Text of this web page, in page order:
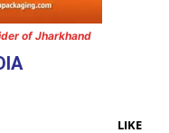
of Jharkhand
LIKE